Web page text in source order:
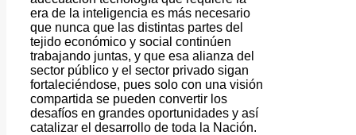
era de la inteligencia es más necesario
que nunca que las distintas partes del
tejido económico y social continúen
trabajando juntas, y que esa alianza del
sector público y el sector privado sigan
fortaleciéndose, pues solo con una visión
compartida se pueden convertir los
desafíos en grandes oportunidades y así
catalizar el desarrollo de toda la Nación.